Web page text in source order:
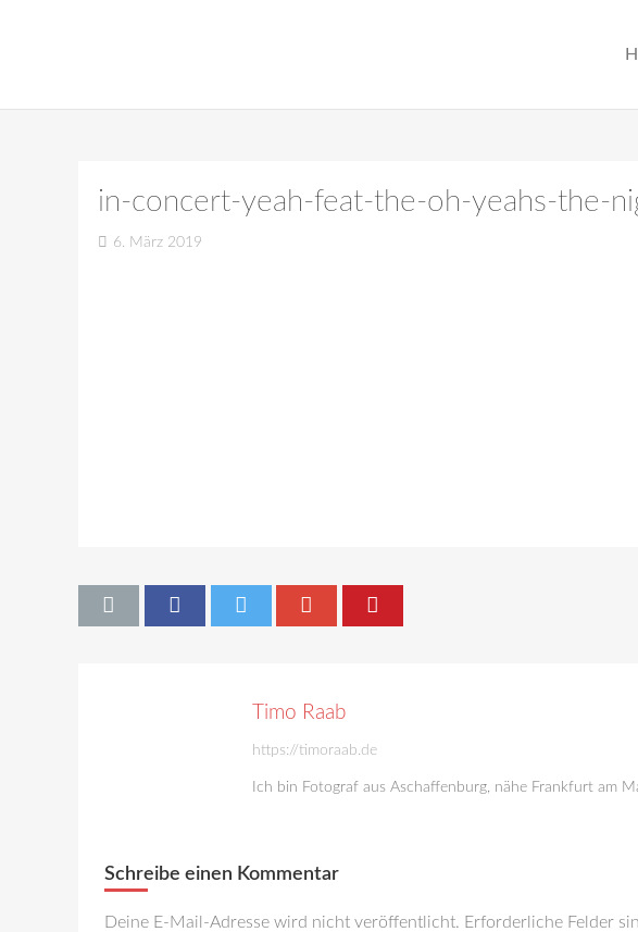
in-concert-yeah-feat-the-oh-yeahs-the-
6. März 2019
Timo Raab
https://timoraab.de
Ich bin Fotograf aus Aschaffenburg, nähe Frankfurt am
Schreibe einen Kommentar
Deine E-Mail-Adresse wird nicht veröffentlicht. Erforderliche Felder